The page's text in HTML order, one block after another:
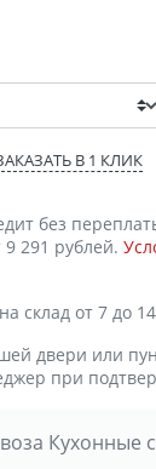
В 1 КЛИК
без
291 рублей.
склад от 7 до
двери или
при
Кухонные